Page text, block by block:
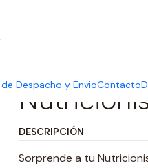
Despacho y EnvioContacto
DESCRIPCIÓN
Sorprende a tu